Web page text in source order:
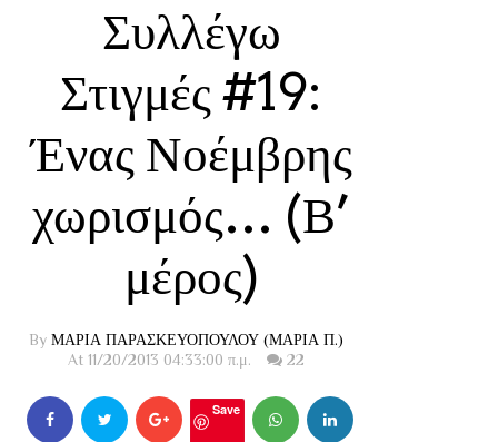
Συλλέγω
Στιγμές #19:
Ένας Νοέμβρης
χωρισμός… (Β’
μέρος)
By ΜΑΡΙΑ ΠΑΡΑΣΚΕΥΟΠΟΥΛΟΥ (ΜΑΡΙΑ Π.)
At 11/20/2013 04:33:00 π.μ.
22
Save